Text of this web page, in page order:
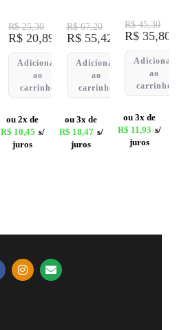
R$25,30
R$20,89
Adicionar
ao
carrinho
ou 2x de
R$ 10,45 s/
juros
R$67,20
R$55,42
Adicionar
ao
carrinho
ou 3x de
R$ 18,47 s/
juros
R$45,30
R$ 35,80
Adicionar
ao
carrinho
ou 3x de
R$ 11,93 s/
juros